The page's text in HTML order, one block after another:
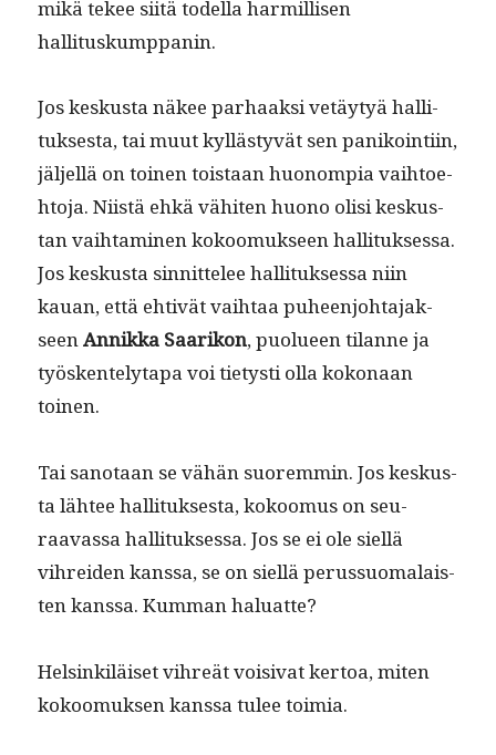
mikä tekee siitä todel­la harmil­lisen
hallituskumppanin.
Jos keskus­ta näkee parhaak­si vetäy­tyä hal­li­
tuk­ses­ta, tai muut kyl­lästyvät sen panikoin­ti­in,
jäl­jel­lä on toinen tois­taan huonom­pia vai­h­toe­
hto­ja. Niistä ehkä vähiten huono olisi keskus­
tan vai­h­t­a­mi­nen kokoomuk­seen hal­li­tuk­ses­sa.
Jos keskus­ta sin­nit­telee hal­li­tuk­ses­sa niin
kauan, että ehtivät vai­h­taa puheen­jo­hta­jak­
seenAnnikka Saarikon, puolueen tilanne ja
työsken­te­ly­ta­pa voi tietysti olla kokon­aan
toinen.
Tai san­o­taan se vähän suorem­min. Jos keskus­
ta läh­tee hal­li­tuk­ses­ta, kokoomus on seu­
raavas­sa hal­li­tuk­ses­sa. Jos se ei ole siel­lä
vihrei­den kanssa, se on siel­lä perus­suo­ma­lais­
ten kanssa. Kum­man haluatte?
Helsinkiläiset vihreät voisi­vat ker­toa, miten
kokoomuk­sen kanssa tulee toimia.